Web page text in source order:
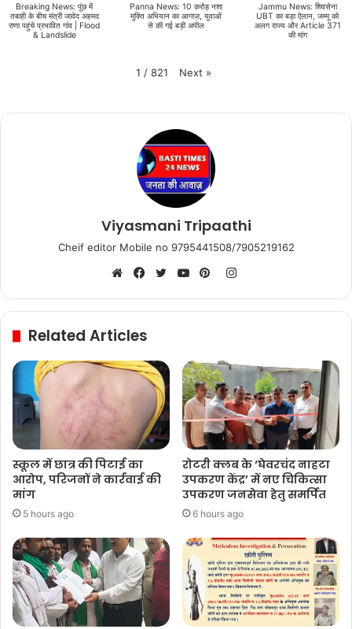
Breaking News: पुंछ में
तबाही के बीच मंत्री जावेद अहमद
राणा पहुंचे प्रभावित गांव | Flood
& Landslide
Panna News: 10 करोड़ नशा
मुक्ति अभियान का आगाज़, युवाओं
से की गई बड़ी अपील
Jammu News: शिवसेना
UBT का बड़ा ऐलान, जम्मू को
अलग राज्य और Article 371
की मांग
1 / 821 Next »
Viyasmani Tripaathi
Cheif editor Mobile no 9795441508/7905219162
Instagram
Related Articles
स्कूल में छात्र की पिटाई का
आरोप, परिजनों ने कार्रवाई की
मांग
5 hours ago
रोटरी क्लब के ‘घेवरचंद नाहटा
उपकरण केंद्र’ में नए चिकित्सा
उपकरण जनसेवा हेतु समर्पित
6 hours ago